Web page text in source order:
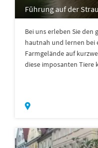
Führung auf der
Bei uns erleben Sie
hautnah und lernen bei
Farmgelände auf
diese imposanten Tiere